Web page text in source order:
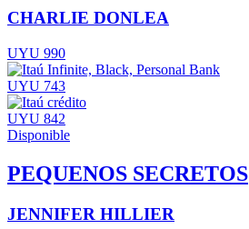
CHARLIE DONLEA
UYU 990
UYU 743
UYU 842
Disponible
PEQUENOS SECRETOS
JENNIFER HILLIER